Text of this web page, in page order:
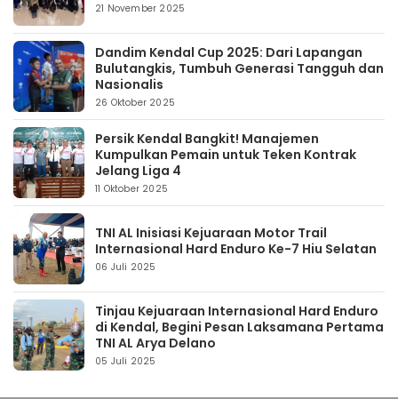
21 November 2025
Dandim Kendal Cup 2025: Dari Lapangan
Bulutangkis, Tumbuh Generasi Tangguh dan
Nasionalis
26 Oktober 2025
Persik Kendal Bangkit! Manajemen
Kumpulkan Pemain untuk Teken Kontrak
Jelang Liga 4
11 Oktober 2025
TNI AL Inisiasi Kejuaraan Motor Trail
Internasional Hard Enduro Ke-7 Hiu Selatan
06 Juli 2025
Tinjau Kejuaraan Internasional Hard Enduro
di Kendal, Begini Pesan Laksamana Pertama
TNI AL Arya Delano
05 Juli 2025